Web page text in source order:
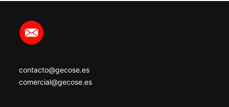
contacto@gecose.es
comercial@gecose.es